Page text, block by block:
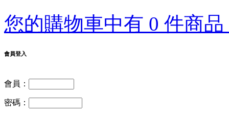
您的購物車中有 0 件商
會員登入
會員：
密碼：